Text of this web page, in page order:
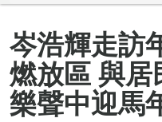
岑浩輝走訪
燃放區 與
樂聲中迎馬